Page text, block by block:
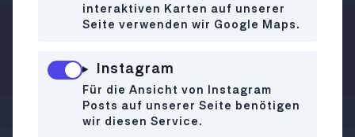
18.05. - 15.06.
interaktiven Karten auf unserer
Seite verwenden wir Google Maps.
Instagram
Für die Ansicht von Instagram
Posts auf unserer Seite benötigen
wir diesen Service.